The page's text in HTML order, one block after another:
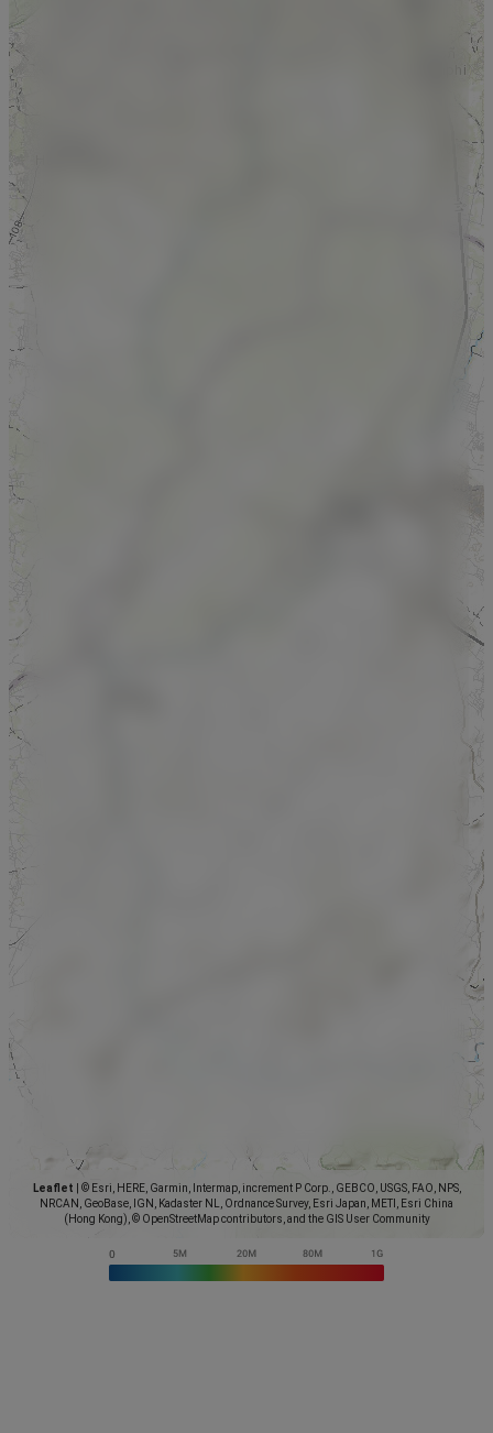
Leaflet
© Esri, HERE, Garmin, Intermap, increment P Corp., GEBCO, USGS, FAO, NPS,
NRCAN, GeoBase, IGN, Kadaster NL, Ordnance Survey, Esri Japan, METI, Esri China
(Hong Kong), © OpenStreetMap contributors, and the GIS User Community